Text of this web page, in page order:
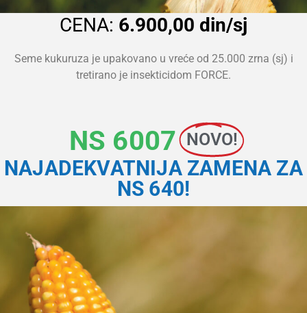
CENA: 6.900,00 din/sj
Seme kukuruza je upakovano u vreće od 25.000 zrna (sj) i
tretirano je insekticidom FORCE.
NS 6007 NOVO!
NAJADEKVATNIJA ZAMENA ZA
NS 640!